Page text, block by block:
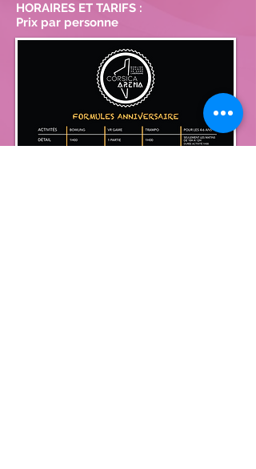
HORAIRES ET TARIFS :
Prix par personne